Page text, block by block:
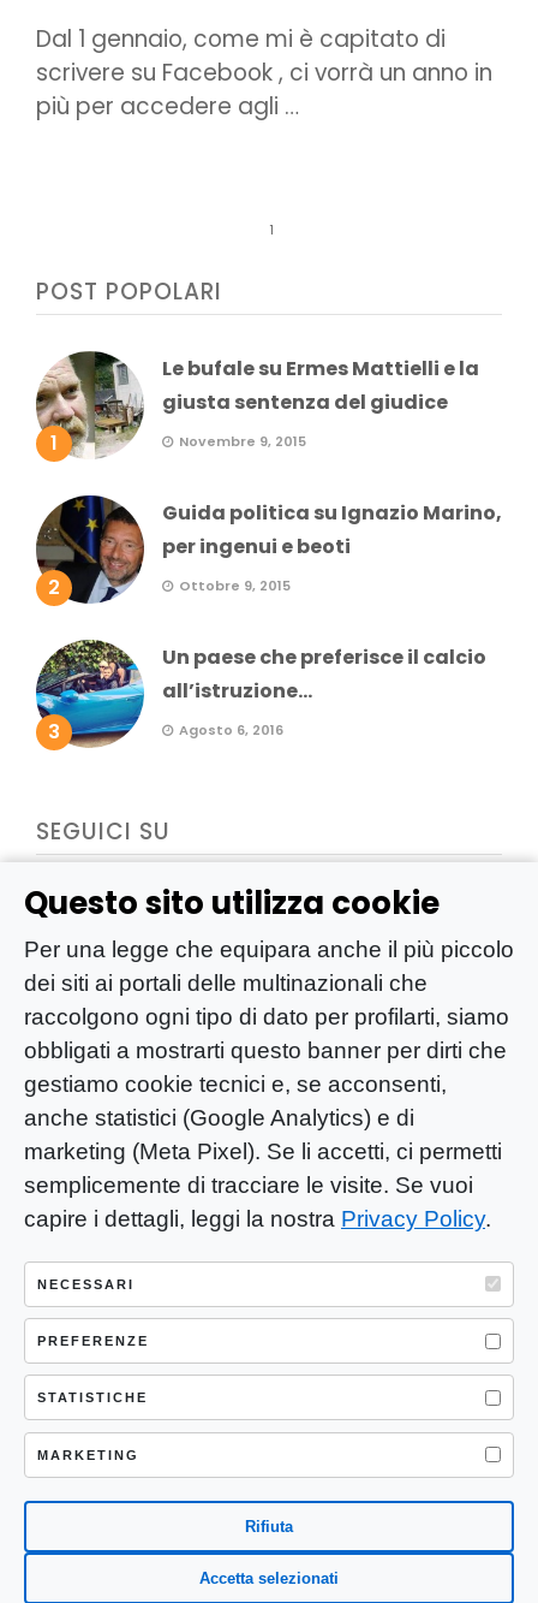
Questo sito utilizza cookie
Per una legge che equipara anche il più piccolo
dei siti ai portali delle multinazionali che
raccolgono ogni tipo di dato per profilarti, siamo
obbligati a mostrarti questo banner per dirti che
gestiamo cookie tecnici e, se acconsenti,
anche statistici (Google Analytics) e di
marketing (Meta Pixel). Se li accetti, ci permetti
semplicemente di tracciare le visite. Se vuoi
capire i dettagli, leggi la nostra Privacy Policy.
NECESSARI
PREFERENZE
STATISTICHE
MARKETING
Rifiuta
Accetta selezionati
Dal 1 gennaio, come mi è capitato di
scrivere su Facebook , ci vorrà un anno in
più per accedere agli …
1
POST POPOLARI
1
Le bufale su Ermes Mattielli e la
giusta sentenza del giudice
Novembre 9, 2015
2
Guida politica su Ignazio Marino,
per ingenui e beoti
Ottobre 9, 2015
3
Un paese che preferisce il calcio
all’istruzione...
Agosto 6, 2016
SEGUICI SU
YOU-ng Slow Journalism è una testata
giornalistica di proprietà di Mastino S.R.L.
Registrazione presso Trib. Santa Maria
Capua Vetere (CE) n° 900 del 31/01/2025 |
ISSN 3103-4683
P.IVA: 04755530617
Sede Legale: CASERTA – VIA LORENZO MARIA
NERONI 11 CAP 81100